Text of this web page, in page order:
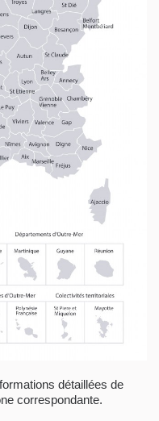
détaillées de
correspondante.